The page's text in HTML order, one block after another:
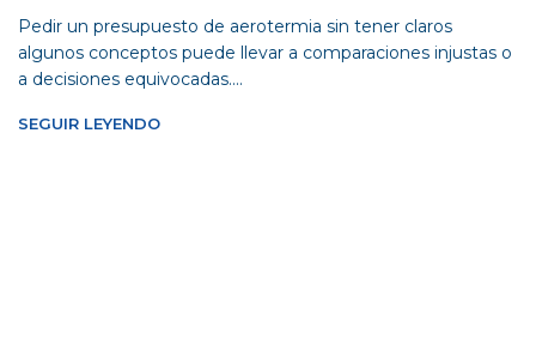
Pedir un presupuesto de aerotermia sin tener claros
algunos conceptos puede llevar a comparaciones injustas o
a decisiones equivocadas....
SEGUIR LEYENDO